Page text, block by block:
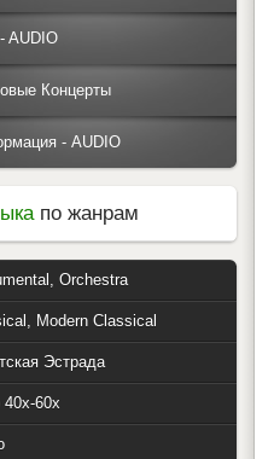
AUDIO
Концерты
- AUDIO
по жанрам
Orchestra
Modern Classical
Эстрада
40x-60x